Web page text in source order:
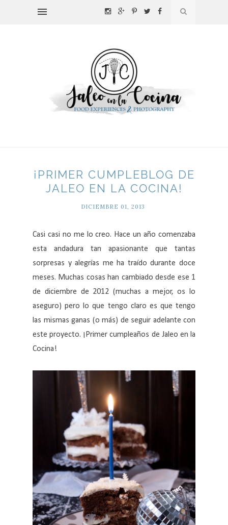
¡PRIMER CUMPLEBLOG DE
JALEO EN LA COCINA!
DICIEMBRE 01, 2013
Casi casi no me lo creo. Hace un año comenzaba
esta andadura tan apasionante que tantas
sorpresas y alegrías me ha traído durante doce
meses. Muchas cosas han cambiado desde ese 1
de diciembre de 2012 (muchas a mejor, os lo
aseguro) pero lo que tengo claro es que tengo
las mismas ganas (o más) de seguir adelante con
este proyecto. ¡Primer cumpleaños de Jaleo en la
Cocina!